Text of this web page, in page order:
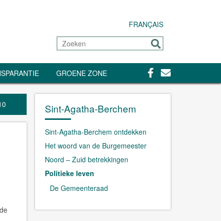
FRANÇAIS
Zoeken
Sturen
GROENE ZONE Facebook
Contact
Sint-Agatha-Berchem
Sint-Agatha-Berchem ontdekken
Het woord van de Burgemeester
Noord – Zuid betrekkingen
Politieke leven
De Gemeenteraad